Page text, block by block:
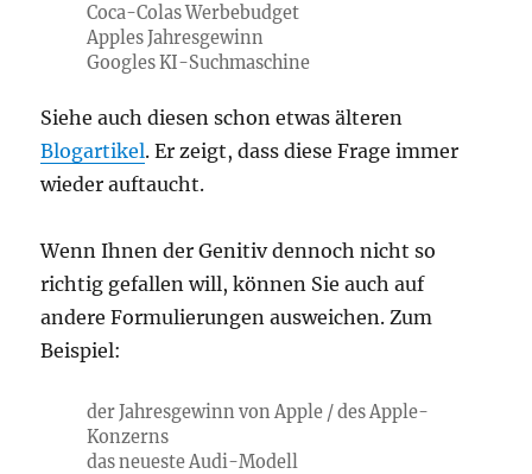
Coca-Colas Werbebudget
Apples Jahresgewinn
Googles KI-Suchmaschine
Siehe auch diesen schon etwas älteren
Blogartikel. Er zeigt, dass diese Frage immer
wieder auftaucht.
Wenn Ihnen der Genitiv dennoch nicht so
richtig gefallen will, können Sie auch auf
andere Formulierungen ausweichen. Zum
Beispiel:
der Jahresgewinn von Apple / des Apple-
Konzerns
das neueste Audi-Modell